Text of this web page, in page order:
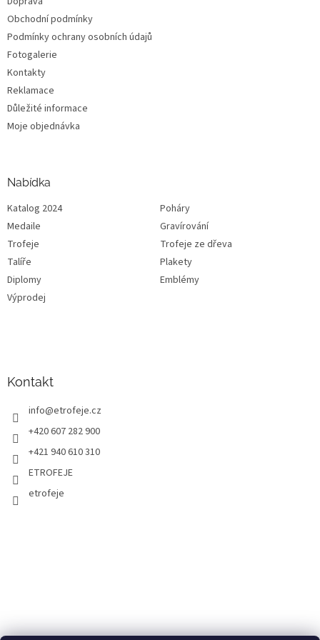
Obchodní podmínky
Podmínky ochrany osobních údajů
Fotogalerie
Kontakty
Reklamace
Důležité informace
Moje objednávka
Nabídka
Katalog 2024
Poháry
Medaile
Gravírování
Trofeje
Trofeje ze dřeva
Talíře
Plakety
Diplomy
Emblémy
Výprodej
Kontakt
info@etrofeje.cz
+420 607 282 900
+421 940 610 310
ETROFEJE
etrofeje